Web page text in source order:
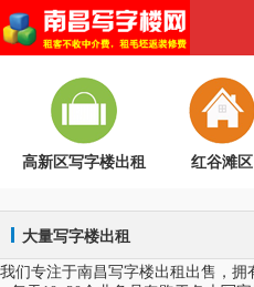
高新区写字楼出租 红谷滩区
大量写字楼出租
我们专注于南昌写字楼出租出售，拥